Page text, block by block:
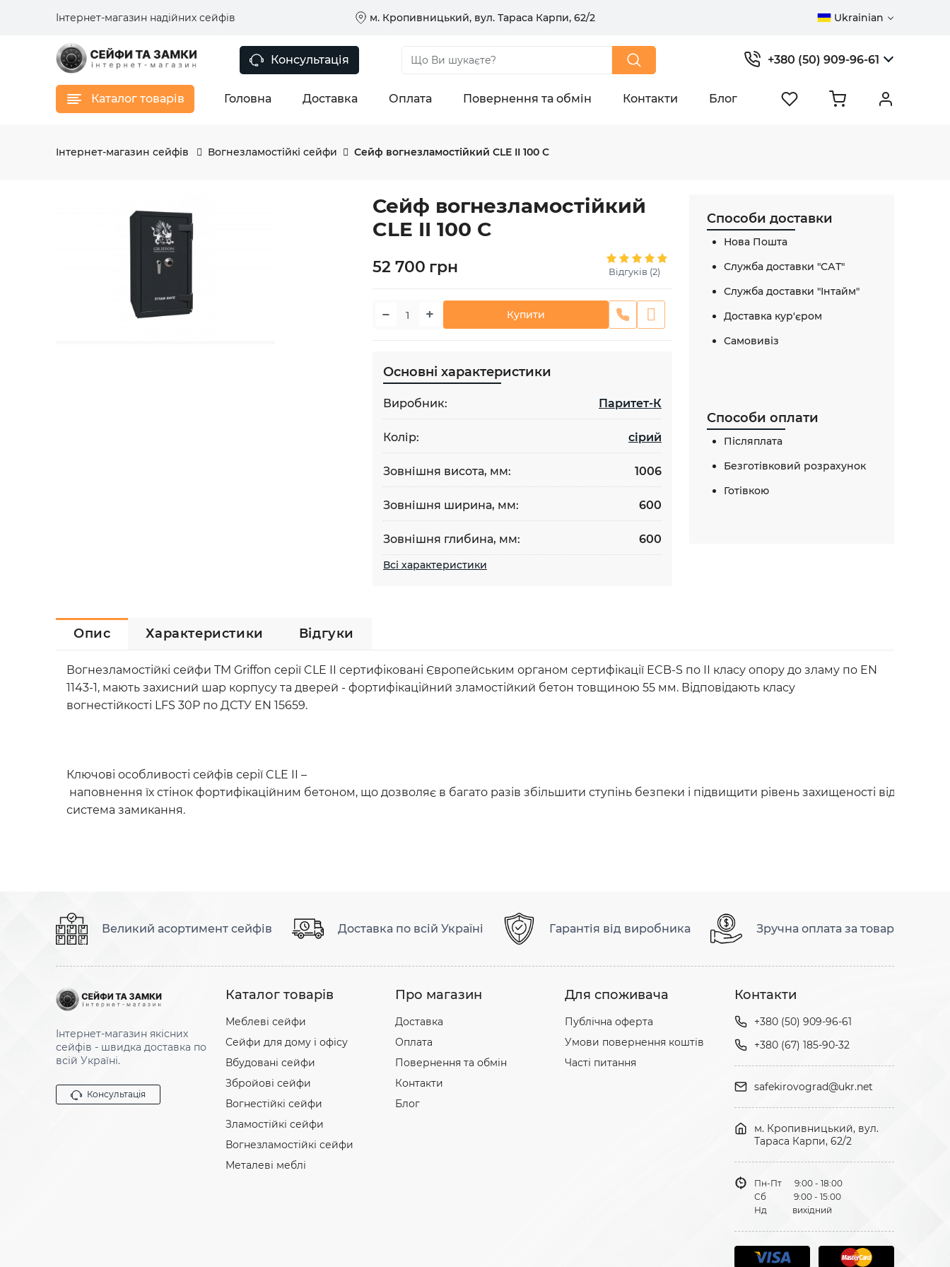
Інтернет-магазин надійних сейфів м. Кропивницький, вул. Тараса Карпи, 62/2 Ukrainian
Консультація +380 (50) 909-96-61
Каталог товарів Головна Доставка Оплата Повернення та обмін Контакти Блог
Інтернет-магазин сейфів Вогнезламостійкі сейфи Сейф вогнезламостійкий CLE II 100 C
Сейф вогнезламостійкий
CLE II 100 C
52 700 грн Відгуків (2)
− + Купити
Основні характеристики
Виробник: Паритет-К
Колір: сірий
Зовнішня висота, мм: 1006
Зовнішня ширина, мм: 600
Зовнішня глибина, мм: 600
Всі характеристики
Способи доставки
Нова Пошта
Служба доставки "САТ"
Служба доставки "Інтайм"
Доставка кур'єром
Самовивіз
Способи оплати
Післяплата
Безготівковий розрахунок
Готівкою
Опис Характеристики Відгуки
Вогнезламостійкі сейфи TM Griffon серії CLE II сертифіковані Європейським органом сертифікації ECB-S по ІІ класу опору до зламу по EN
1143-1, мають захисний шар корпусу та дверей - фортифікаційний зламостійкий бетон товщиною 55 мм. Відповідають класу
вогнестійкості LFS 30P по ДСТУ EN 15659.
Ключові особливості сейфів серії CLE II –
наповнення їх стінок фортифікаційним бетоном, що дозволяє в багато разів збільшити ступінь безпеки і підвищити рівень захищеності від
система замикання.
Великий асортимент сейфів Доставка по всій Україні Гарантія від виробника Зручна оплата за товар
Інтернет-магазин якісних
сейфів - швидка доставка по
всій Україні.
Консультація
Каталог товарів
Меблеві сейфи
Сейфи для дому і офісу
Вбудовані сейфи
Збройові сейфи
Вогнестійкі сейфи
Зламостійкі сейфи
Вогнезламостійкі сейфи
Металеві меблі
Про магазин
Доставка
Оплата
Повернення та обмін
Контакти
Блог
Для споживача
Публічна оферта
Умови повернення коштів
Часті питання
Контакти
+380 (50) 909-96-61
+380 (67) 185-90-32
safekirovograd@ukr.net
м. Кропивницький, вул.
Тараса Карпи, 62/2
Пн-Пт 9:00 - 18:00
Сб 9:00 - 15:00
Нд вихідний